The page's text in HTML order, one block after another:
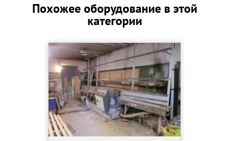
Похожее оборудование в этой
категории